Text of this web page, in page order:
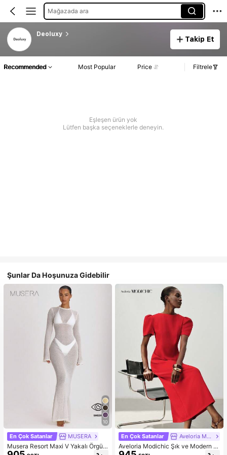
Mağazada ara
Deoluxy
Takip Et
Recommended Most Popular Price Filtrele
Eşleşen ürün yok
Lütfen başka seçeneklerle deneyin.
Şunlar Da Hoşunuza Gidebilir
10
En Çok Satanlar MUSERA
Musera Resort Maxi V Yakalı Örgü
Plaj Elbisesi, Mayo, Tatil, Yaz Seya
En Çok Satanlar Aveloria Modichic
Aveloria Modichic Şık ve Modern M
inimalist Kadın Uzun Elbise, Fransız